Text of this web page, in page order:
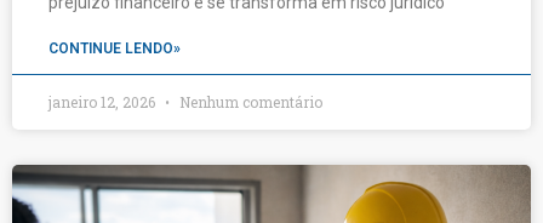
CONTINUE LENDO»
janeiro 12, 2026 Nenhum comentário